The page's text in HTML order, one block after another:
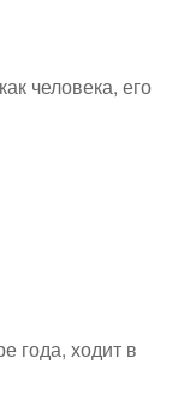
человека, его
года, ходит в